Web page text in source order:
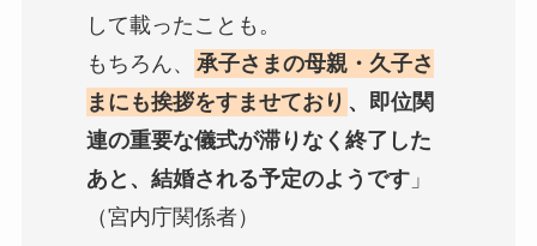
して載ったことも。
もちろん、
承子さまの母親・久子さ
まにも挨拶をすませており 、即位関
連の重要な儀式が滞りなく終了した
あと、結婚される予定のようです」
（宮内庁関係者）